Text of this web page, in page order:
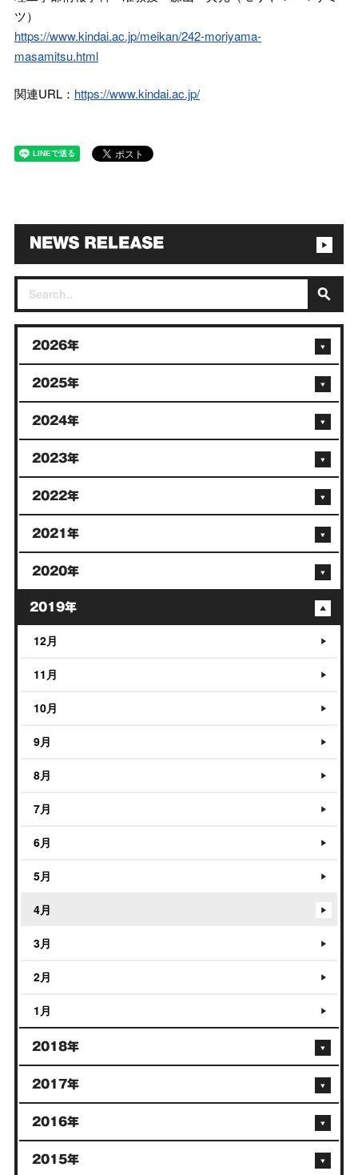
ツ）
https://www.kindai.ac.jp/meikan/242-moriyama-
masamitsu.html
関連URL： https://www.kindai.ac.jp/
2026年
2025年
2024年
2023年
2022年
2021年
2020年
2019年
12月
11月
10月
9月
8月
7月
6月
5月
4月
3月
2月
1月
2018年
2017年
2016年
2015年